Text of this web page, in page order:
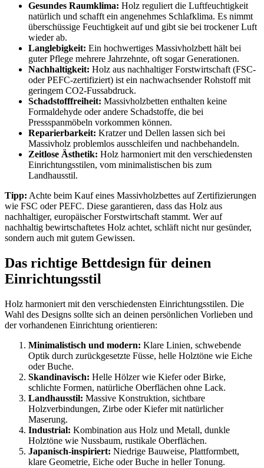
Gesundes Raumklima: Holz reguliert die Luftfeuchtigkeit
natürlich und schafft ein angenehmes Schlafklima. Es nimmt
überschüssige Feuchtigkeit auf und gibt sie bei trockener Luft
wieder ab.
Langlebigkeit: Ein hochwertiges Massivholzbett hält bei
guter Pflege mehrere Jahrzehnte, oft sogar Generationen.
Nachhaltigkeit: Holz aus nachhaltiger Forstwirtschaft (FSC-
oder PEFC-zertifiziert) ist ein nachwachsender Rohstoff mit
geringem CO2-Fussabdruck.
Schadstofffreiheit: Massivholzbetten enthalten keine
Formaldehyde oder andere Schadstoffe, die bei
Pressspanmöbeln vorkommen können.
Reparierbarkeit: Kratzer und Dellen lassen sich bei
Massivholz problemlos ausschleifen und nachbehandeln.
Zeitlose Ästhetik: Holz harmoniert mit den verschiedensten
Einrichtungsstilen, vom minimalistischen bis zum
Landhausstil.
Tipp: Achte beim Kauf eines Massivholzbettes auf Zertifizierungen
wie FSC oder PEFC. Diese garantieren, dass das Holz aus
nachhaltiger, europäischer Forstwirtschaft stammt. Wer auf
nachhaltig bewirtschaftetes Holz achtet, schläft nicht nur gesünder,
sondern auch mit gutem Gewissen.
Das richtige Bettdesign für deinen
Einrichtungsstil
Holz harmoniert mit den verschiedensten Einrichtungsstilen. Die
Wahl des Designs sollte sich an deinen persönlichen Vorlieben und
der vorhandenen Einrichtung orientieren:
Minimalistisch und modern: Klare Linien, schwebende
Optik durch zurückgesetzte Füsse, helle Holztöne wie Eiche
oder Buche.
Skandinavisch: Helle Hölzer wie Kiefer oder Birke,
schlichte Formen, natürliche Oberflächen ohne Lack.
Landhausstil: Massive Konstruktion, sichtbare
Holzverbindungen, Zirbe oder Kiefer mit natürlicher
Maserung.
Industrial: Kombination aus Holz und Metall, dunkle
Holztöne wie Nussbaum, rustikale Oberflächen.
Japanisch-inspiriert: Niedrige Bauweise, Plattformbett,
klare Geometrie, Eiche oder Buche in heller Tonung.